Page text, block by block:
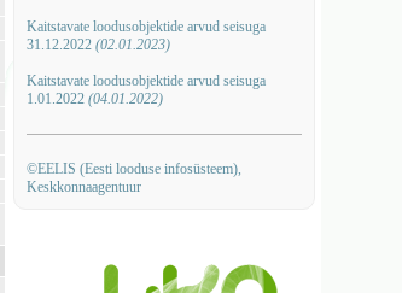
Kaitstavate loodusobjektide arvud seisuga
31.12.2022 (02.01.2023)
Kaitstavate loodusobjektide arvud seisuga
1.01.2022 (04.01.2022)
©EELIS (Eesti looduse infosüsteem),
Keskkonnaagentuur